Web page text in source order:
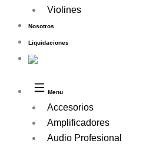
Violines
Nosotros
Liquidaciones
Menu
Accesorios
Amplificadores
Audio Profesional